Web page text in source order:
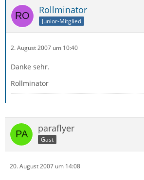
Rollminator
Junior-Mitglied
2. August 2007 um 10:40
Danke sehr.
Rollminator
paraflyer
Gast
20. August 2007 um 14:08